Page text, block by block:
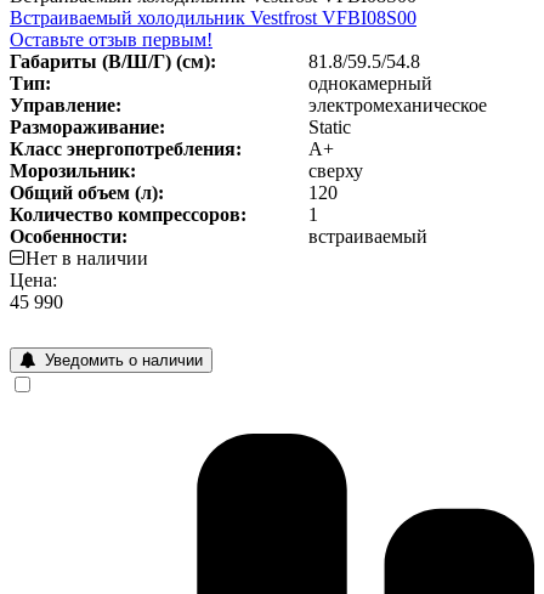
Встраиваемый холодильник Vestfrost VFBI08S00
Оставьте отзыв первым!
Габариты (В/Ш/Г) (см):
81.8/59.5/54.8
Тип:
однокамерный
Управление:
электромеханическое
Размораживание:
Static
Класс энергопотребления:
A+
Морозильник:
сверху
Общий объем (л):
120
Количество компрессоров:
1
Особенности:
встраиваемый
Нет в наличии
Цена:
45 990
Уведомить о наличии